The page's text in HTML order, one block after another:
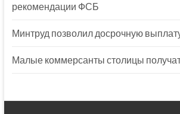
рекомендации ФСБ
Минтруд позволил досрочную
Малые коммерсанты столицы